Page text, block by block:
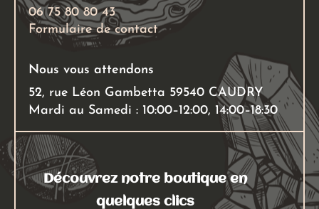
06 75 80 80 43
Formulaire de contact
Nous vous attendons
52, rue Léon Gambetta 59540 CAUDRY
Mardi au Samedi : 10:00–12:00, 14:00–18:30
Découvrez notre boutique en
quelques clics